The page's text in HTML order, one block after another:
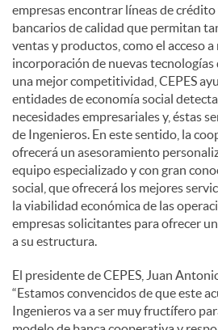
empresas encontrar líneas de
bancarios de calidad que permitan
ventas y productos, como el acceso
incorporación de nuevas tecnologías
una mejor competitividad, CEPES
entidades de economía social
necesidades empresariales y, éstas
de Ingenieros. En este sentido, la
ofrecerá un asesoramiento
equipo especializado y con gran
social, que ofrecerá los mejores
la viabilidad económica de las
empresas solicitantes para ofrecer
a su estructura.
El presidente de CEPES, Juan
“Estamos convencidos de que este
Ingenieros va a ser muy fructífero